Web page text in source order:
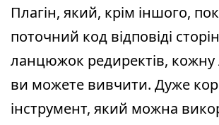
Плагін, який, крім іншого,
поточний код відповіді
ланцюжок редиректів, кожну
ви можете вивчити. Дуже
інструмент, який можна